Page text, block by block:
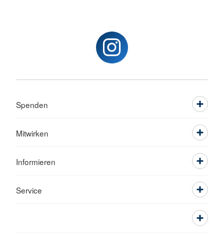
Spenden
Mitwirken
Informieren
Service